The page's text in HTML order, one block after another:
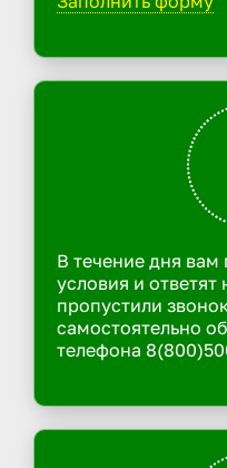
В течение дня вам
условия и
пропустили
самостоятельно
телефона